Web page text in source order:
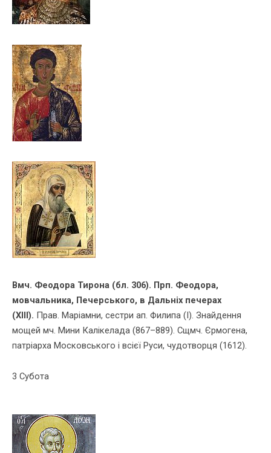
Вмч. Феодора Тирона (бл. 306). Прп. Феодора,
мовчальника, Печерського, в Дальніх печерах
(ХІІІ). Прав. Маріамни, сестри ап. Филипа (І). Знайдення
мощей мч. Мини Калікелада (867–889). Сщмч. Єрмогена,
патріарха Московського і всієї Руси, чудотворця (1612).
3 Субота